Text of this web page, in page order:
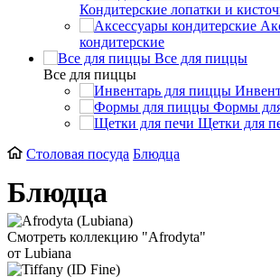
Кондитерские лопатки и
кондитерские
Все для пиццы
Все для пиццы
Формы
Щетки для
Столовая посуда Блюдца
Блюдца
Смотреть коллекцию "Afrodyta"
от Lubiana